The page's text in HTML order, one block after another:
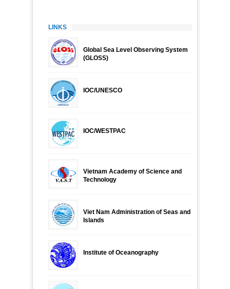
LINKS
Global Sea Level Observing System
(GLOSS)
IOC/UNESCO
IOC/WESTPAC
Vietnam Academy of Science and
Technology
Viet Nam Administration of Seas and
Islands
Institute of Oceanography